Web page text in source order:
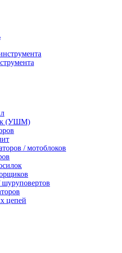
(УШМ)
/ мотоблоков
цепей